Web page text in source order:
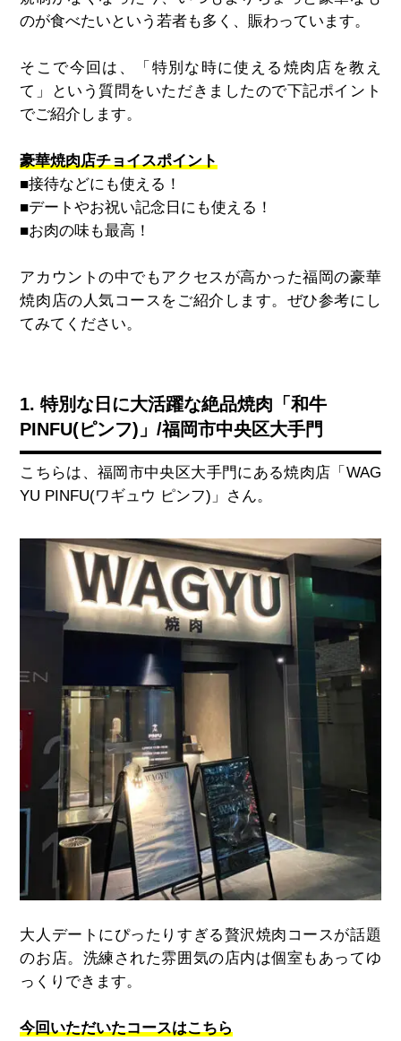
のが食べたいという若者も多く、賑わっています。
そこで今回は、「特別な時に使える焼肉店を教え
て」という質問をいただきましたので下記ポイント
でご紹介します。
豪華焼肉店チョイスポイント
■接待などにも使える！
■デートやお祝い記念日にも使える！
■お肉の味も最高！
アカウントの中でもアクセスが高かった福岡の豪華
焼肉店の人気コースをご紹介します。ぜひ参考にし
てみてください。
1. 特別な日に大活躍な絶品焼肉「和牛
PINFU(ピンフ)」/福岡市中央区大手門
こちらは、福岡市中央区大手門にある焼肉店「WAG
YU PINFU(ワギュウ ピンフ)」さん。
大人デートにぴったりすぎる贅沢焼肉コースが話題
のお店。洗練された雰囲気の店内は個室もあってゆ
っくりできます。
今回いただいたコースはこちら